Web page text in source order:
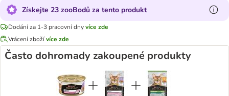
Získejte 23 zooBodů za tento produkt
Dodání za 1-3 pracovní dnyvíce zde
Vrácení zbožívíce zde
Často dohromady zakoupené produkty